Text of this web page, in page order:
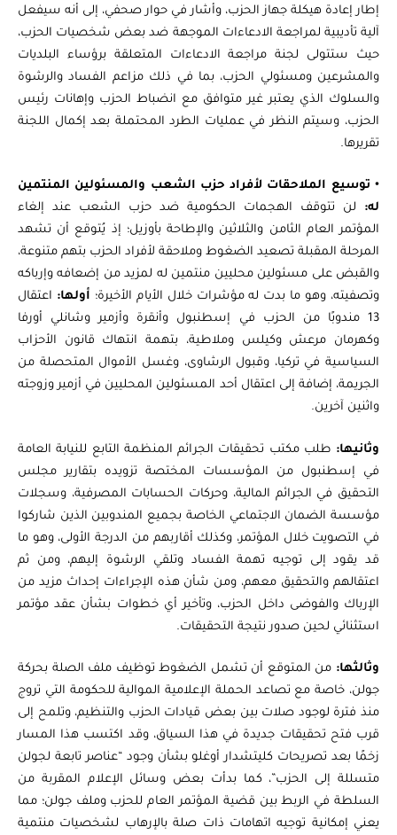
إطار إعادة هيكلة جهاز الحزب، وأشار في حوار صحفي، إلى أنه سيفعل
آلية تأديبية لمراجعة الادعاءات الموجهة ضد بعض شخصيات الحزب،
حيث ستتولى لجنة مراجعة الادعاءات المتعلقة برؤساء البلديات
والمشرعين ومسئولي الحزب، بما في ذلك مزاعم الفساد والرشوة
والسلوك الذي يعتبر غير متوافق مع انضباط الحزب وإهانات رئيس
الحزب، وسيتم النظر في عمليات الطرد المحتملة بعد إكمال اللجنة
تقريرها.
توسيع الملاحقات لأفراد حزب الشعب والمسئولين المنتمين
له:
لن تتوقف الهجمات الحكومية ضد حزب الشعب عند إلغاء
المؤتمر العام الثامن والثلاثين والإطاحة بأوزيل؛ إذ يُتوقع أن تشهد
المرحلة المقبلة تصعيد الضغوط وملاحقة لأفراد الحزب بتهم متنوعة،
والقبض على مسئولين محليين منتمين له لمزيد من إضعافه وإرباكه
وتصفيته، وهو ما بدت له مؤشرات خلال الأيام الأخيرة؛أولها: اعتقال
13 مندوبًا من الحزب في إسطنبول وأنقرة وأزمير وشانلي أورفا
وكهرمان مرعش وكيلس وملاطية، بتهمة انتهاك قانون الأحزاب
السياسية في تركيا، وقبول الرشاوى، وغسل الأموال المتحصلة من
الجريمة، إضافة إلى اعتقال أحد المسئولين المحليين في أزمير وزوجته
واثنين آخرين.
وثانيها:طلب مكتب تحقيقات الجرائم المنظمة التابع للنيابة العامة
في إسطنبول من المؤسسات المختصة تزويده بتقارير مجلس
التحقيق في الجرائم المالية، وحركات الحسابات المصرفية، وسجلات
مؤسسة الضمان الاجتماعي الخاصة بجميع المندوبين الذين شاركوا
في التصويت خلال المؤتمر، وكذلك أقاربهم من الدرجة الأولى، وهو ما
قد يقود إلى توجيه تهمة الفساد وتلقي الرشوة إليهم، ومن ثم
اعتقالهم والتحقيق معهم، ومن شأن هذه الإجراءات إحداث مزيد من
الإرباك والفوضى داخل الحزب، وتأخير أي خطوات بشأن عقد مؤتمر
استثنائي لحين صدور نتيجة التحقيقات.
وثالثها: من المتوقع أن تشمل الضغوط توظيف ملف الصلة بحركة
جولن، خاصة مع تصاعد الحملة الإعلامية الموالية للحكومة التي تروج
منذ فترة لوجود صلات بين بعض قيادات الحزب والتنظيم، وتلمح إلى
قرب فتح تحقيقات جديدة في هذا السياق، وقد اكتسب هذا المسار
زخمًا بعد تصريحات كليتشدار أوغلو بشأن وجود “عناصر تابعة لجولن
متسللة إلى الحزب”، كما بدأت بعض وسائل الإعلام المقربة من
السلطة في الربط بين قضية المؤتمر العام للحزب وملف جولن؛ مما
يعني إمكانية توجيه اتهامات ذات صلة بالإرهاب لشخصيات منتمية